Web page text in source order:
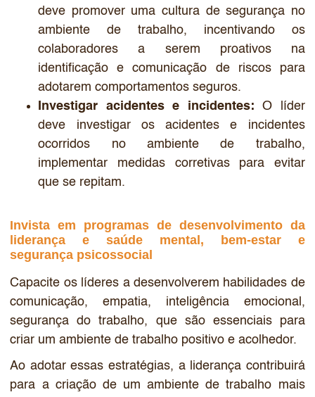
deve promover uma cultura de segurança no
ambiente de trabalho, incentivando os
colaboradores a serem proativos na
identificação e comunicação de riscos para
adotarem comportamentos seguros.
Investigar acidentes e incidentes: O líder
deve investigar os acidentes e incidentes
ocorridos no ambiente de trabalho,
implementar medidas corretivas para evitar
que se repitam.
Invista em programas de desenvolvimento da
liderança e saúde mental, bem-estar e
segurança psicossocial
Capacite os líderes a desenvolverem habilidades de
comunicação, empatia, inteligência emocional,
segurança do trabalho, que são essenciais para
criar um ambiente de trabalho positivo e acolhedor.
Ao adotar essas estratégias, a liderança contribuirá
para a criação de um ambiente de trabalho mais